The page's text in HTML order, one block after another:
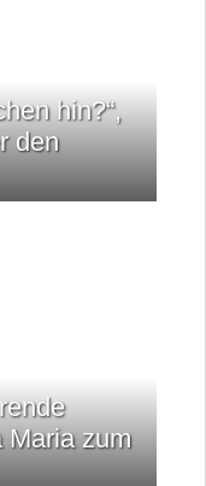
hin?“,
den
Maria zum